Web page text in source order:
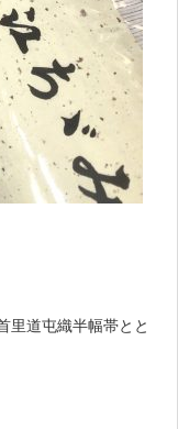
道屯織半幅帯とと